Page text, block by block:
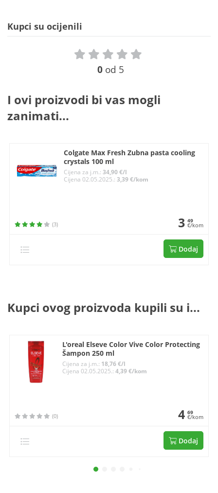
Kupci su ocijenili
0 od 5
I ovi proizvodi bi vas mogli
zanimati...
Colgate Max Fresh Zubna pasta cooling
crystals 100 ml
Cijena za j.m.:34,90 €/l
Cijena 02.05.2025.:3,39 €/kom
(3) 3 49
€/kom
Dodaj
Kupci ovog proizvoda kupili su i...
L'oreal Elseve Color Vive Color Protecting
Šampon 250 ml
Cijena za j.m.: 18,76 €/l
Cijena 02.05.2025.:4,39 €/kom
(0) 4 69
€/kom
Dodaj